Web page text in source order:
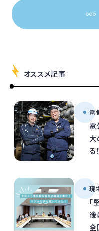
オススメ記事
電
電
大
る！
現
「
後
全